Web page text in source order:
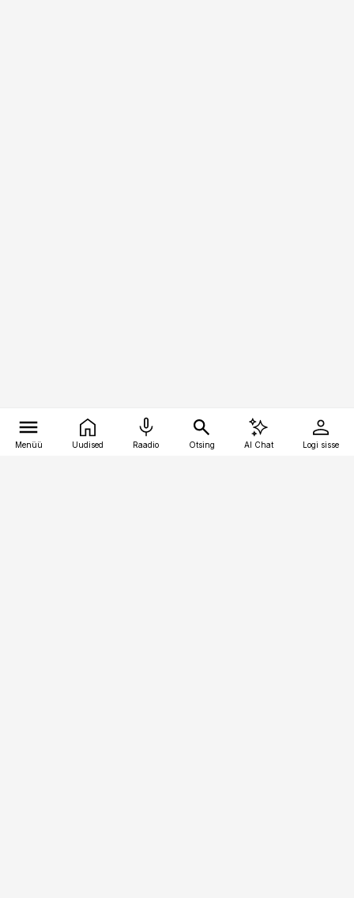
Menüü Uudised Raadio Otsing AI Chat Logi sisse